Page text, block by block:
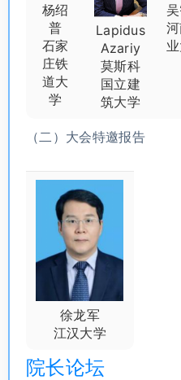
杨绍
普
石家
庄铁
道大
学
Lapidus
Azariy
莫斯科
国立建
筑大学
（二）大会特邀报告
徐龙军
江汉大学
院长论坛